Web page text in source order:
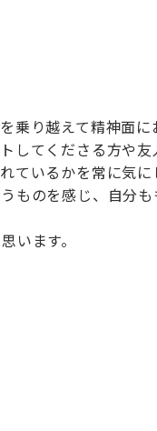
乗り越えて精神面に
してくださる方や
ているかを常に気
ものを感じ、自分
います。